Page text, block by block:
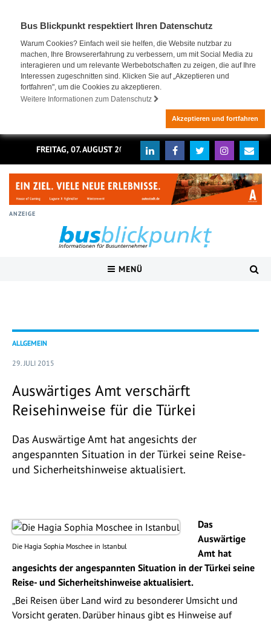
Bus Blickpunkt respektiert Ihren Datenschutz
Warum Cookies? Einfach weil sie helfen, die Website nutzbar zu
machen, Ihre Browsererfahrung zu verbessern, um mit Social Media zu
interagieren und um relevante Werbebotschaften zu zeigen, die auf Ihre
Interessen zugeschnitten sind. Klicken Sie auf „Akzeptieren und
fortfahren", um die Cookies zu akzeptieren.
Weitere Informationen zum Datenschutz
Akzeptieren und fortfahren
FREITAG, 07. AUGUST 2026
ANZEIGE
MENÜ
ALLGEMEIN
29. JULI 2015
Auswärtiges Amt verschärft
Reisehinweise für die Türkei
Das Auswärtige Amt hat angesichts der
angespannten Situation in der Türkei seine Reise-
und Sicherheitshinweise aktualisiert.
Die Hagia Sophia Moschee in Istanbul
Das
Auswärtige
Amt hat
angesichts der angespannten Situation in der Türkei seine
Reise- und Sicherheitshinweise aktualisiert.
„Bei Reisen über Land wird zu besonderer Umsicht und
Vorsicht geraten. Darüber hinaus gibt es Hinweise auf